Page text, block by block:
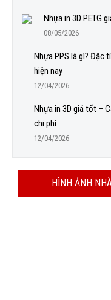
Nhựa in 3D PETG
08/05/2026
Nhựa PPS là gì? Đặc
hiện nay
12/04/2026
Nhựa in 3D giá tốt –
chi phí
12/04/2026
HÌNH ẢNH